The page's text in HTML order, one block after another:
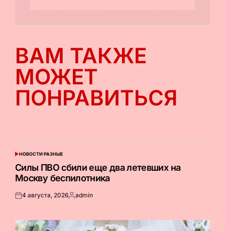
ВАМ ТАКЖЕ
МОЖЕТ
ПОНРАВИТЬСЯ
ОПУБЛИКОВАНО
НОВОСТИ РАЗНЫЕ
Силы ПВО сбили еще два летевших на
Москву беспилотника
Опубликовано
4 августа, 2026Запись
admin